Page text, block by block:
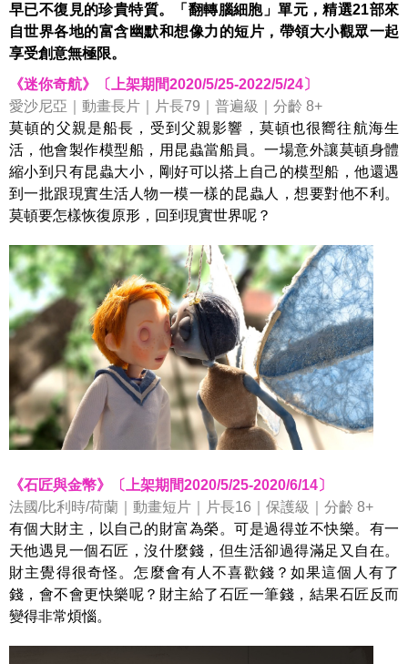
早已不復見的珍貴特質。「翻轉腦細胞」單元，精選21部來
自世界各地的富含幽默和想像力的短片，帶領大小觀眾一起
享受創意無極限。
《迷你奇航》〔上架期間2020/5/25-2022/5/24〕
愛沙尼亞｜動畫長片｜片長79｜普遍級｜分齡 8+
莫頓的父親是船長，受到父親影響，莫頓也很嚮往航海生
活，他會製作模型船，用昆蟲當船員。一場意外讓莫頓身體
縮小到只有昆蟲大小，剛好可以搭上自己的模型船，他還遇
到一批跟現實生活人物一模一樣的昆蟲人，想要對他不利。
莫頓要怎樣恢復原形，回到現實世界呢？
《石匠與金幣》〔上架期間2020/5/25-2020/6/14〕
法國/比利時/荷蘭｜動畫短片｜片長16｜保護級｜分齡 8+
有個大財主，以自己的財富為榮。可是過得並不快樂。有一
天他遇見一個石匠，沒什麼錢，但生活卻過得滿足又自在。
財主覺得很奇怪。怎麼會有人不喜歡錢？如果這個人有了
錢，會不會更快樂呢？財主給了石匠一筆錢，結果石匠反而
變得非常煩惱。